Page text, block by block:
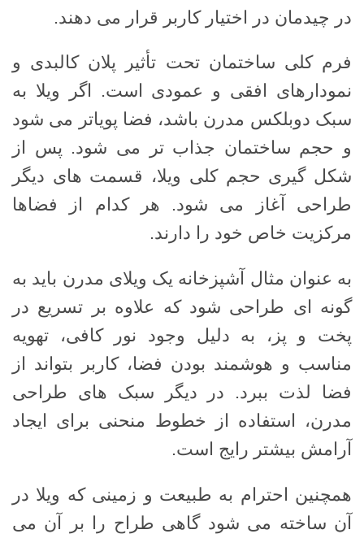
در چیدمان در اختیار کاربر قرار می دهند.
فرم کلی ساختمان تحت تأثیر پلان کالبدی و
نمودارهای افقی و عمودی است. اگر ویلا به
سبک دوبلکس مدرن باشد، فضا پویاتر می شود
و حجم ساختمان جذاب تر می شود. پس از
شکل گیری حجم کلی ویلا، قسمت های دیگر
طراحی آغاز می شود. هر کدام از فضاها
مرکزیت خاص خود را دارند.
به عنوان مثال آشپزخانه یک ویلای مدرن باید به
گونه ای طراحی شود که علاوه بر تسریع در
پخت و پز، به دلیل وجود نور کافی، تهویه
مناسب و هوشمند بودن فضا، کاربر بتواند از
فضا لذت ببرد. در دیگر سبک های طراحی
مدرن، استفاده از خطوط منحنی برای ایجاد
آرامش بیشتر رایج است.
همچنین احترام به طبیعت و زمینی که ویلا در
آن ساخته می شود گاهی طراح را بر آن می